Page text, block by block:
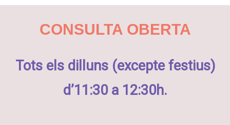
CONSULTA OBERTA
Tots els dilluns (excepte festius)
d’11:30 a 12:30h.